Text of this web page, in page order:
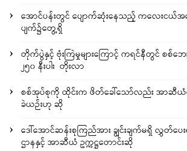
အောင်ပန်းတွင် ပျောက်ဆုံးနေသည့် ကလေးငယ်
ပျက်၌တွေ့ရှိ
တိုက်ပွဲနှင့် ဗုံးကြဲမှုများကြောင့် ကရင်နီတွင် စစ်ဘ
၂၅၀ နီးပါး တိုးလာ
စစ်အုပ်စုကို ထိုင်းက ဖိတ်ခေါ်သော်လည်း အာဆီ
ခဲယဉ်းဟု ဆို
ဒေါ်အောင်ဆန်းစုကြည်အား ချွင်းချက်မရှိ လွှတ်ပေးရ
ဌာနနှင့် အာဆီယံ ဥက္ကဋ္ဌတောင်းဆို